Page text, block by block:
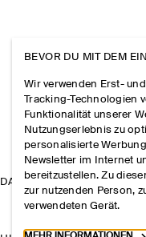
DAS UNTERNEHMEN
BEVOR DU MIT DEM
Wir verwenden Erst-
Tracking-Technologien
Funktionalität unserer
Nutzungserlebnis zu
personalisierte
Newsletter im Internet
bereitzustellen. Zu
zur nutzenden Person,
verwendeten Gerät.